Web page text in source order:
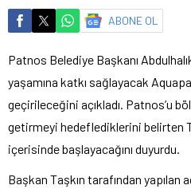
ABONE OL
Patnos Belediye Başkanı
yaşamına katkı sağlayacak
geçirileceğini açıkladı. Patnos’u
getirmeyi hedeflediklerini belirten
içerisinde başlayacağını duyurdu.
Başkan Taşkın tarafından yapılan